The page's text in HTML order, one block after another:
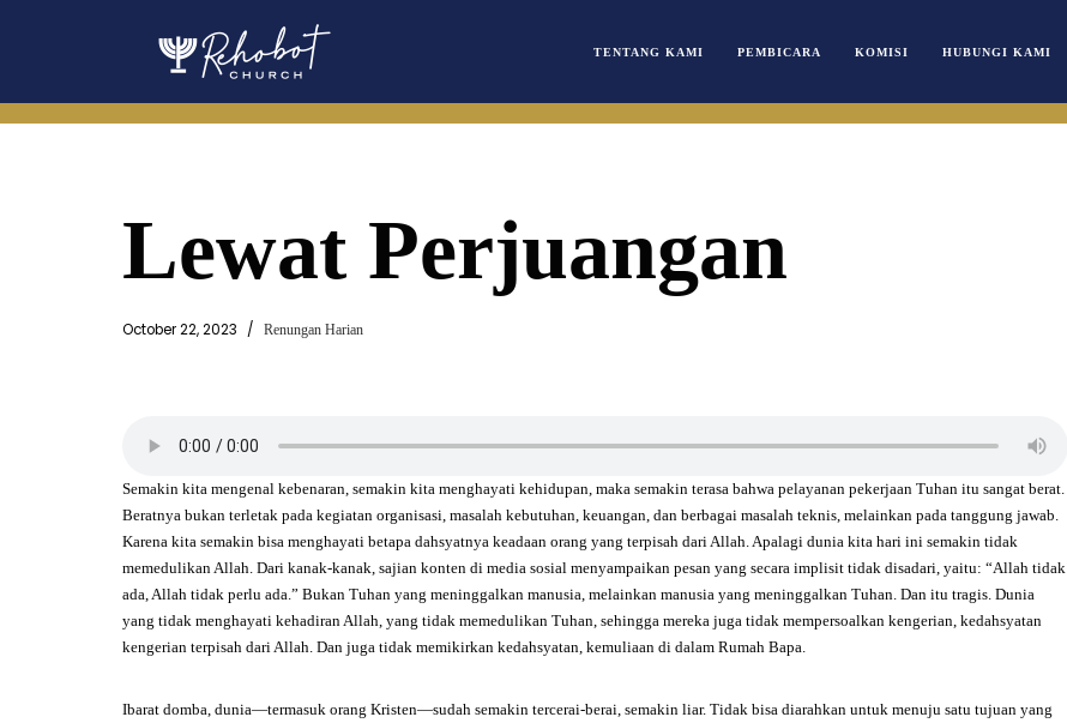
TENTANG KAMI PEMBICARA KOMISI HUBUNGI KAMI
Lewat Perjuangan
October 22, 2023 Renungan Harian
Semakin kita mengenal kebenaran, semakin kita menghayati kehidupan, maka semakin terasa bahwa pelayanan pekerjaan Tuhan itu sangat berat.
Beratnya bukan terletak pada kegiatan organisasi, masalah kebutuhan, keuangan, dan berbagai masalah teknis, melainkan pada tanggung jawab.
Karena kita semakin bisa menghayati betapa dahsyatnya keadaan orang yang terpisah dari Allah. Apalagi dunia kita hari ini semakin tidak
memedulikan Allah. Dari kanak-kanak, sajian konten di media sosial menyampaikan pesan yang secara implisit tidak disadari, yaitu: “Allah tidak
ada, Allah tidak perlu ada.” Bukan Tuhan yang meninggalkan manusia, melainkan manusia yang meninggalkan Tuhan. Dan itu tragis. Dunia
yang tidak menghayati kehadiran Allah, yang tidak memedulikan Tuhan, sehingga mereka juga tidak mempersoalkan kengerian, kedahsyatan
kengerian terpisah dari Allah. Dan juga tidak memikirkan kedahsyatan, kemuliaan di dalam Rumah Bapa.
Ibarat domba, dunia—termasuk orang Kristen—sudah semakin tercerai-berai, semakin liar. Tidak bisa diarahkan untuk menuju satu tujuan yang